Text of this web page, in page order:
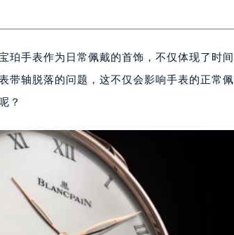
珀手表作为日常佩戴的首饰，不仅体现了时间
带轴脱落的问题，这不仅会影响手表的正常佩
？